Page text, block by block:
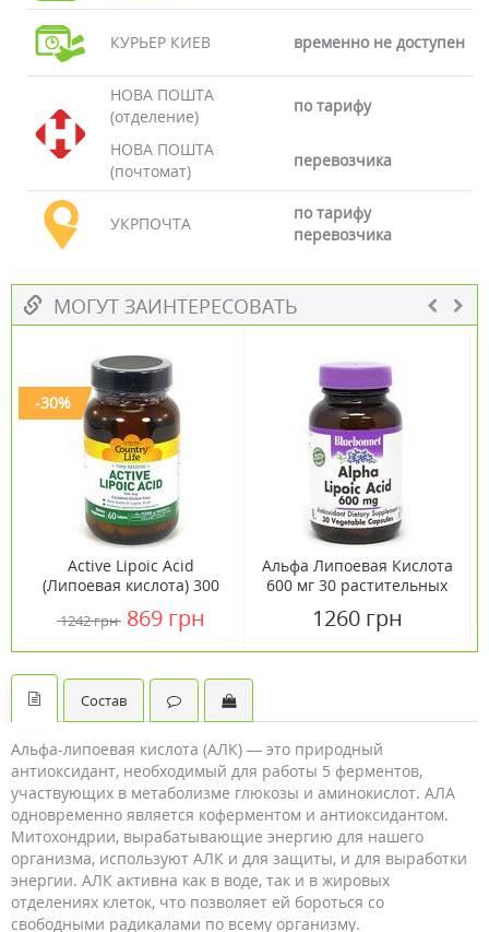
КУРЬЕР КИЕВ временно не доступен
НОВА ПОШТА
(отделение)
по тарифу
НОВА ПОШТА
(почтомат)
перевозчика
УКРПОЧТА
по тарифу
перевозчика
МОГУТ ЗАИНТЕРЕСОВАТЬ
-30%
Active Lipoic Acid
(Липоевая кислота) 300
Кантри Лайф / Country
1242 грн 869 грн
Альфа Липоевая Кислота
600 мг 30 растительных
1260 грн
Состав
Альфа-липоевая кислота (АЛК) — это природный
антиоксидант, необходимый для работы 5 ферментов,
участвующих в метаболизме глюкозы и аминокислот. АЛА
одновременно является коферментом и антиоксидантом.
Митохондрии, вырабатывающие энергию для нашего
организма, используют АЛК и для защиты, и для выработки
энергии. АЛК активна как в воде, так и в жировых
отделениях клеток, что позволяет ей бороться со
свободными радикалами по всему организму.